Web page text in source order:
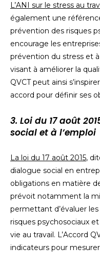
L’ANI sur le stress au
également une
prévention des risques
encourage les
prévention du stress et
visant à améliorer la
QVCT peut ainsi
accord pour définir ses
3. Loi du 17 août
social et à l’emploi
La loi du 17 août 2015,
dialogue social en
obligations en matière
prévoit notamment la
permettant d’évaluer
risques psychosociaux
vie au travail. L’Accord
indicateurs pour